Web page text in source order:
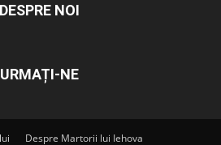
DESPRE NOI
URMAȚI-NE
Despre Martorii lui Iehova